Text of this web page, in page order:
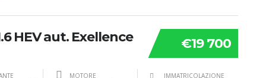
€19 700
HEV aut. Exellence
MOTORE IMMATRICOLAZIONE